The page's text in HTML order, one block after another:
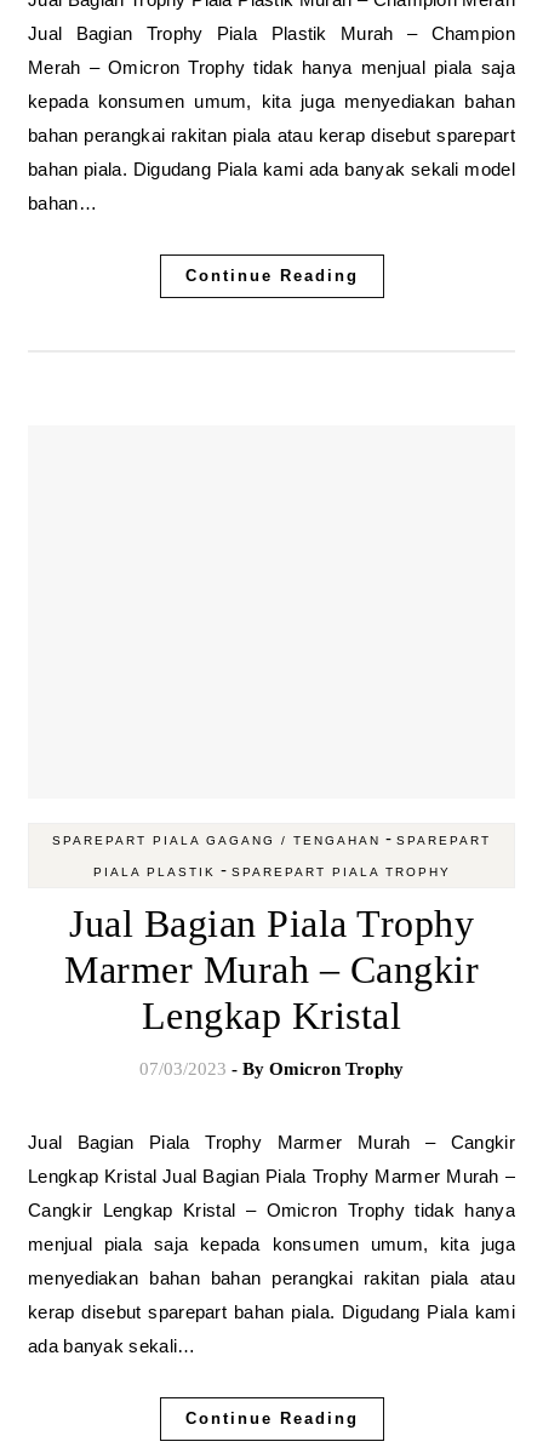
Jual Bagian Trophy Piala Plastik Murah – Champion
Merah – Omicron Trophy tidak hanya menjual piala saja
kepada konsumen umum, kita juga menyediakan bahan
bahan perangkai rakitan piala atau kerap disebut sparepart
bahan piala. Digudang Piala kami ada banyak sekali model
bahan…
Continue Reading
SPAREPART PIALA GAGANG / TENGAHAN - SPAREPART
PIALA PLASTIK - SPAREPART PIALA TROPHY
Jual Bagian Piala Trophy
Marmer Murah – Cangkir
Lengkap Kristal
07/03/2023 - By Omicron Trophy
Jual Bagian Piala Trophy Marmer Murah – Cangkir
Lengkap Kristal Jual Bagian Piala Trophy Marmer Murah –
Cangkir Lengkap Kristal – Omicron Trophy tidak hanya
menjual piala saja kepada konsumen umum, kita juga
menyediakan bahan bahan perangkai rakitan piala atau
kerap disebut sparepart bahan piala. Digudang Piala kami
ada banyak sekali…
Continue Reading